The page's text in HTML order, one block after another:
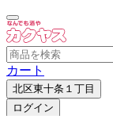
カート
北区東十条１丁目
ログイン